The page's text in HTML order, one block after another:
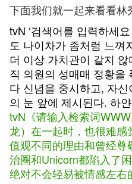
下面我们就一起来看看林
tvN ‘검색어를 입력하세
도 나이차가 좀처럼 느
더 이상 가치관이 같지
직 의원의 성매매 정황을
다 신념을 중시하고, 자
의 눈 앞에 제시된다. 하
tvN《请输入检索词
龙）在一起时，也很难
值观不同的理由和曾经
治圈和Unicorn都陷入了
绝对不会轻易被情感左右